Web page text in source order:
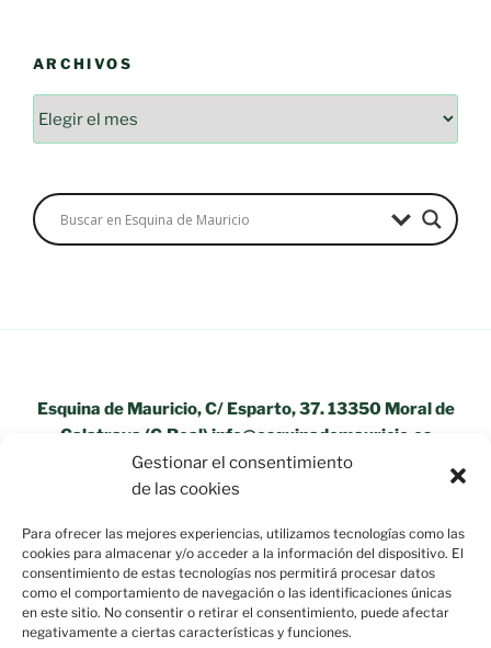
Gestionar el consentimiento
de las cookies
Para ofrecer las mejores experiencias, utilizamos tecnologías como las
cookies para almacenar y/o acceder a la información del dispositivo. El
consentimiento de estas tecnologías nos permitirá procesar datos
como el comportamiento de navegación o las identificaciones únicas
en este sitio. No consentir o retirar el consentimiento, puede afectar
negativamente a ciertas características y funciones.
ARCHIVOS
Esquina de Mauricio, C/ Esparto, 37. 13350 Moral de
Calatrava (C.Real) info@esquinademauricio.es
«Aviso Legal»